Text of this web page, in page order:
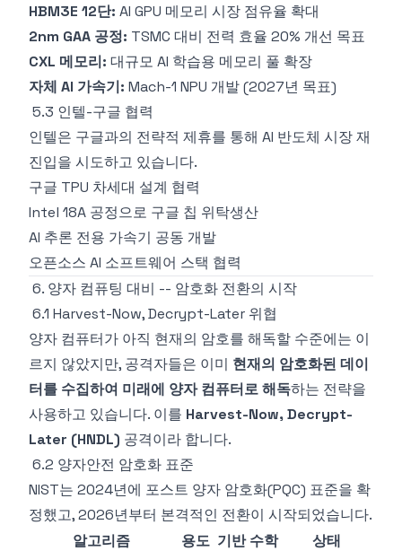
HBM3E 12단: AI GPU 메모리 시장 점유율 확대
2nm GAA 공정: TSMC 대비 전력 효율 20% 개선 목표
CXL 메모리: 대규모 AI 학습용 메모리 풀 확장
자체 AI 가속기: Mach-1 NPU 개발 (2027년 목표)
5.3 인텔-구글 협력
인텔은 구글과의 전략적 제휴를 통해 AI 반도체 시장 재
진입을 시도하고 있습니다.
구글 TPU 차세대 설계 협력
Intel 18A 공정으로 구글 칩 위탁생산
AI 추론 전용 가속기 공동 개발
오픈소스 AI 소프트웨어 스택 협력
6. 양자 컴퓨팅 대비 -- 암호화 전환의 시작
6.1 Harvest-Now, Decrypt-Later 위협
양자 컴퓨터가 아직 현재의 암호를 해독할 수준에는 이
르지 않았지만, 공격자들은 이미 현재의 암호화된 데이
터를 수집하여 미래에 양자 컴퓨터로 해독하는 전략을
사용하고 있습니다. 이를 Harvest-Now, Decrypt-
Later (HNDL) 공격이라 합니다.
6.2 양자안전 암호화 표준
NIST는 2024년에 포스트 양자 암호화(PQC) 표준을 확
정했고, 2026년부터 본격적인 전환이 시작되었습니다.
알고리즘
용도 기반 수학
상태